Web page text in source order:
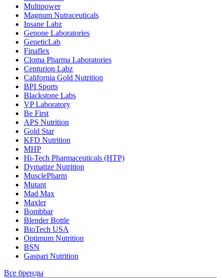
Multipower
Magnum Nutraceuticals
Insane Labz
Genone Laboratories
GeneticLab
Finaflex
Cloma Pharma Laboratories
Centurion Labz
California Gold Nutrition
BPI Sports
Blackstone Labs
VP Laboratory
Be First
APS Nutrition
Gold Star
KFD Nutrition
MHP
Hi-Tech Pharmaceuticals (HTP)
Dymatize Nutrition
MusclePharm
Mutant
Mad Max
Maxler
Bombbar
Blender Bottle
BioTech USA
Optimum Nutrition
BSN
Gaspari Nutrition
Все бренды